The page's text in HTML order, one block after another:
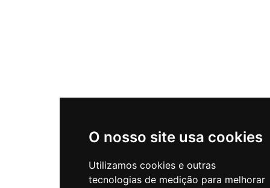
O nosso site usa cookies
Utilizamos cookies e outras
tecnologias de medição para melhorar